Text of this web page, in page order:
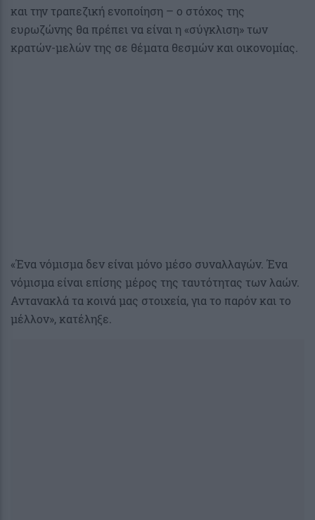
και την τραπεζική ενοποίηση – ο στόχος της
ευρωζώνης θα πρέπει να είναι η «σύγκλιση» των
κρατών-μελών της σε θέματα θεσμών και οικονομίας.
«Ένα νόμισμα δεν είναι μόνο μέσο συναλλαγών. Ένα
νόμισμα είναι επίσης μέρος της ταυτότητας των λαών.
Αντανακλά τα κοινά μας στοιχεία, για το παρόν και το
μέλλον», κατέληξε.